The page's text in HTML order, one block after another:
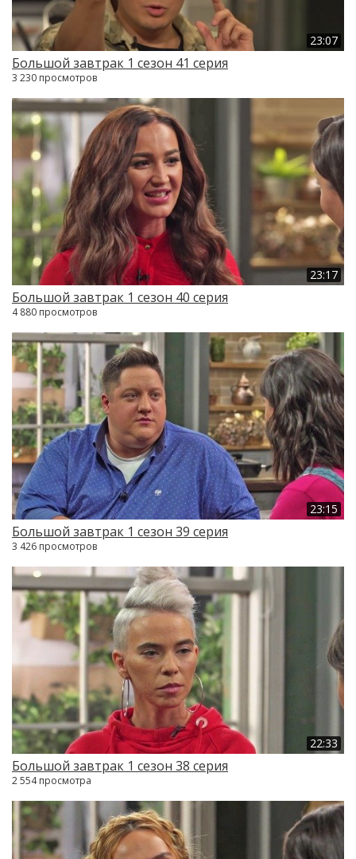
23:07
Большой завтрак 1 сезон 41 серия
3 230 просмотров
23:17
Большой завтрак 1 сезон 40 серия
4 880 просмотров
23:15
Большой завтрак 1 сезон 39 серия
3 426 просмотров
22:33
Большой завтрак 1 сезон 38 серия
2 554 просмотра